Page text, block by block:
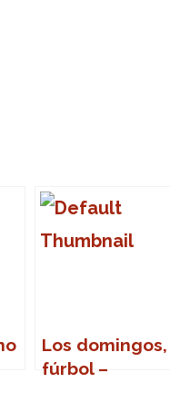
Los domingos,
fúrbol –